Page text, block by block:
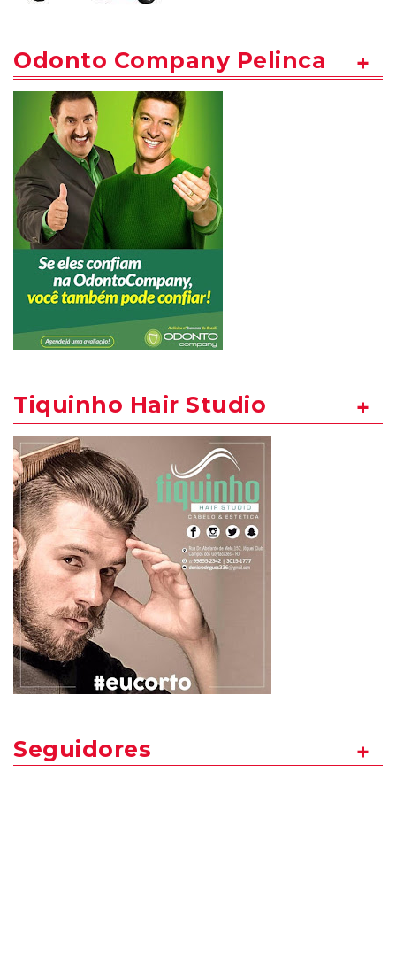
Odonto Company Pelinca
Tiquinho Hair Studio
Seguidores